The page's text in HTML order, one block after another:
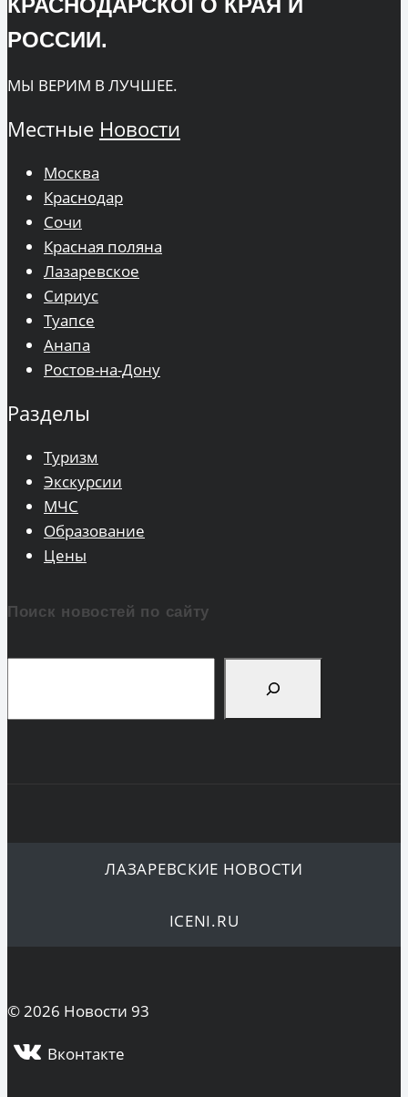
РОССИИ.
МЫ ВЕРИМ В ЛУЧШЕЕ.
Местные Новости
Москва
Краснодар
Сочи
Красная поляна
Лазаревское
Сириус
Туапсе
Анапа
Ростов-на-Дону
Разделы
Туризм
Экскурсии
МЧС
Образование
Цены
Поиск новостей по сайту
ЛАЗАРЕВСКИЕ НОВОСТИ
ICENI.RU
© 2026 Новости 93
Вконтакте